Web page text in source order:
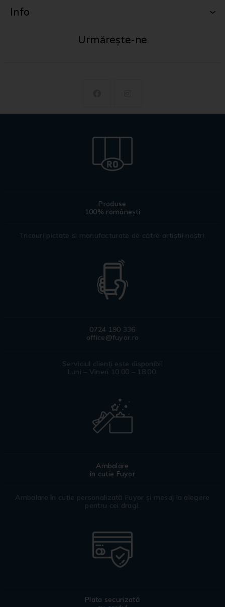
Info
Urmărește-ne
Produse
100% românești
Tricouri pictate si manufacturate de către artiștii noștri.
0724 190 336
office@fuyor.ro
Serviciul clienți este disponibil
Luni – Vineri 10.00 – 18.00.
Ambalare
în cutie Fuyor
Ambalare în cutie personalizată Fuyor și mesaj la alegere
pentru cei dragi.
Plata securizată